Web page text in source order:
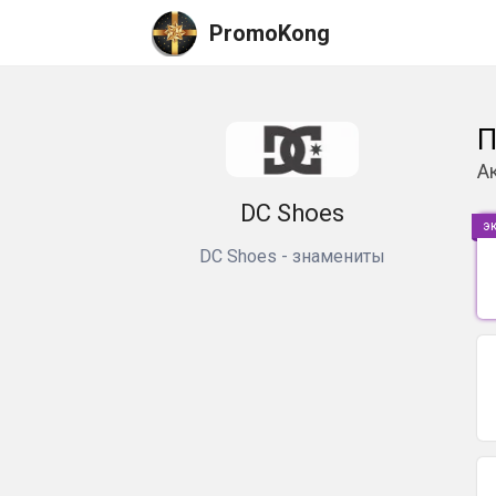
PromoKong
DC Shoes
DC Shoes - знамениты